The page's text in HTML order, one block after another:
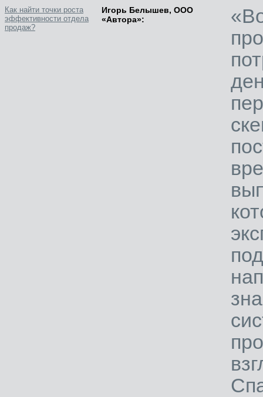
Как найти точки роста
эффективности отдела
продаж?
Игорь Белышев, ООО
«Автора»: